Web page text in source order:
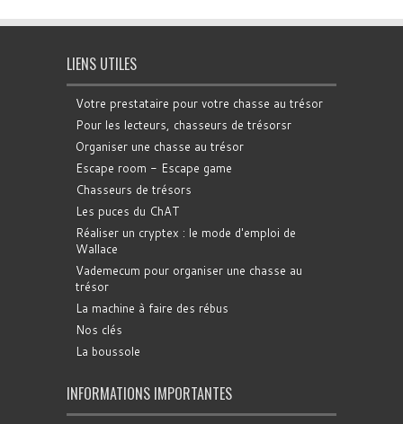
LIENS UTILES
Votre prestataire pour votre chasse au trésor
Pour les lecteurs, chasseurs de trésorsr
Organiser une chasse au trésor
Escape room - Escape game
Chasseurs de trésors
Les puces du ChAT
Réaliser un cryptex : le mode d'emploi de
Wallace
Vademecum pour organiser une chasse au
trésor
La machine à faire des rébus
Nos clés
La boussole
INFORMATIONS IMPORTANTES